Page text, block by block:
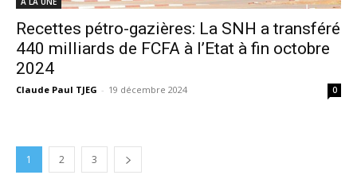
Recettes pétro-gazières: La SNH a transféré
440 milliards de FCFA à l’Etat à fin octobre
2024
Claude Paul TJEG - 19 décembre 2024 0
1 2 3